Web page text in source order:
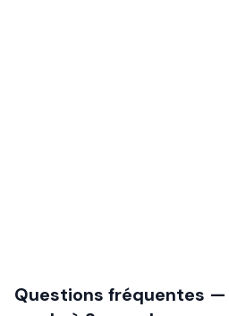
Questions fréquentes